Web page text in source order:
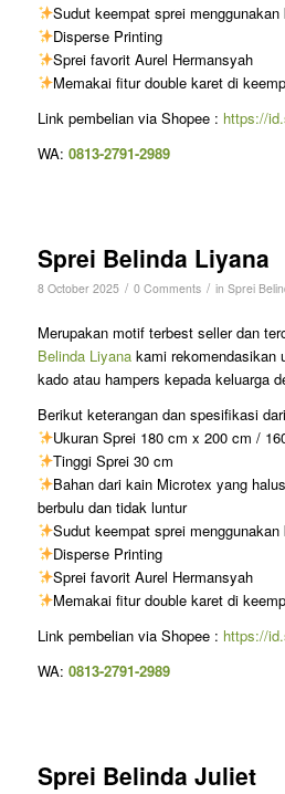
Sudut keempat sprei
Disperse Printing
Sprei favorit Aurel Hermansyah
Memakai fitur double karet di
Link pembelian via Shopee : https://
WA: 0813-2791-2989
Sprei Belinda Liyana
8 October 2025 / 0 Comments / in Sprei
Merupakan motif terbest seller dan
Belinda Liyanakami rekomendasikan
kado atau hampers kepada keluarga
Berikut keterangan dan spesifikasi
Ukuran Sprei 180 cm x 200 cm /
Tinggi Sprei 30 cm
Bahan dari kain Microtex yang
berbulu dan tidak luntur
Sudut keempat sprei
Disperse Printing
Sprei favorit Aurel Hermansyah
Memakai fitur double karet di
Link pembelian via Shopee : https://
WA: 0813-2791-2989
Sprei Belinda Juliet